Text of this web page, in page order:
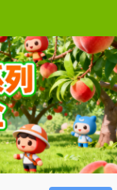
移植
等
哦！